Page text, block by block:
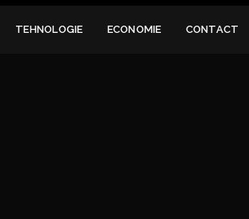
TEHNOLOGIE ECONOMIE CONTACT